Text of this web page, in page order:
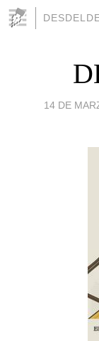
14 DE